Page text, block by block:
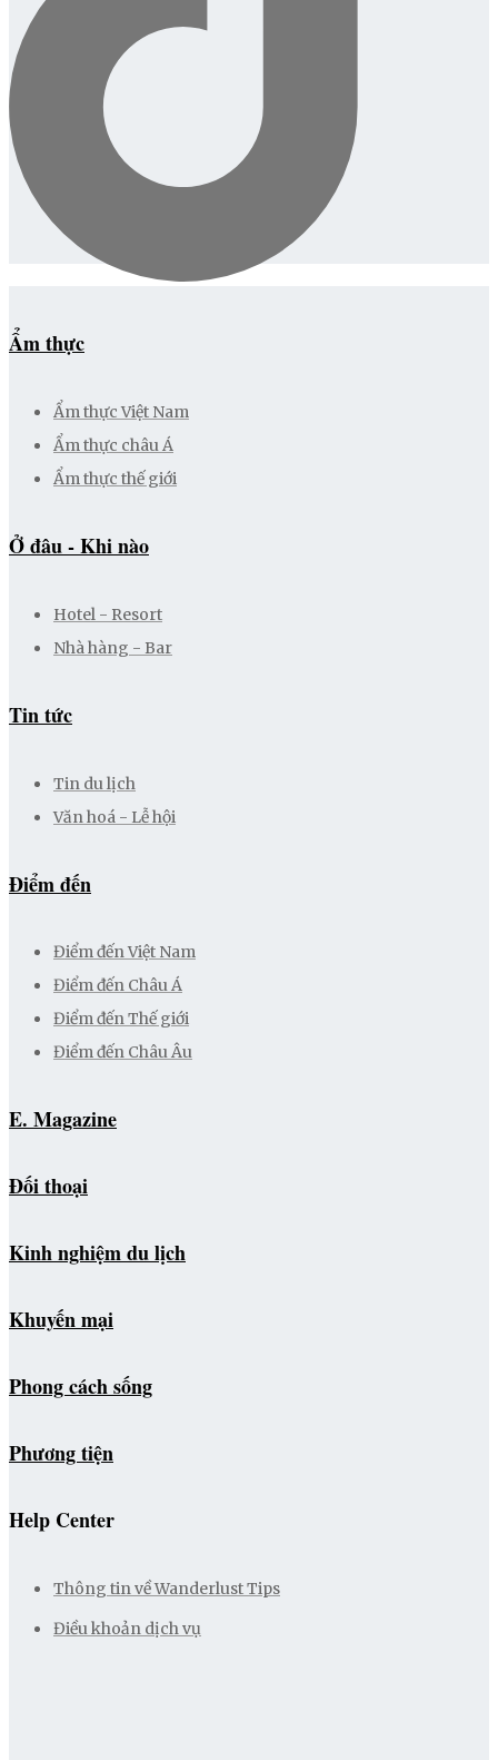
Ẩm thực
Ẩm thực Việt Nam
Ẩm thực châu Á
Ẩm thực thế giới
Ở đâu - Khi nào
Hotel - Resort
Nhà hàng - Bar
Tin tức
Tin du lịch
Văn hoá - Lễ hội
Điểm đến
Điểm đến Việt Nam
Điểm đến Châu Á
Điểm đến Thế giới
Điểm đến Châu Âu
E. Magazine
Đối thoại
Kinh nghiệm du lịch
Khuyến mại
Phong cách sống
Phương tiện
Help Center
Thông tin về Wanderlust Tips
Điều khoản dịch vụ